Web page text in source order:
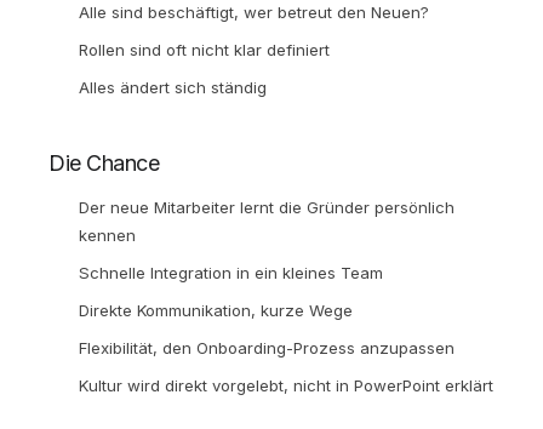
Alle sind beschäftigt, wer betreut den Neuen?
Rollen sind oft nicht klar definiert
Alles ändert sich ständig
Die Chance
Der neue Mitarbeiter lernt die Gründer persönlich
kennen
Schnelle Integration in ein kleines Team
Direkte Kommunikation, kurze Wege
Flexibilität, den Onboarding-Prozess anzupassen
Kultur wird direkt vorgelebt, nicht in PowerPoint erklärt